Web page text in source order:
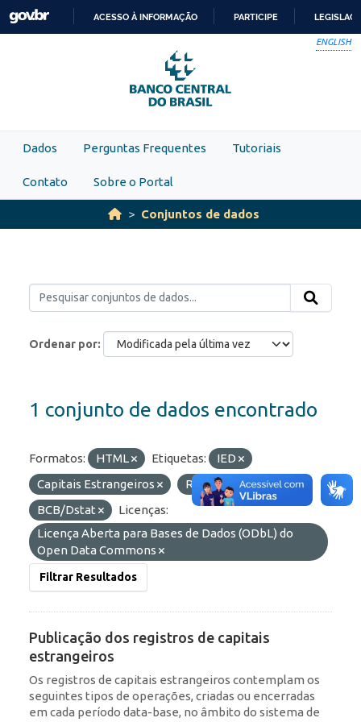
Skip to main content
PARA
O
CONTEÚDO
ACESSO À INFORMAÇÃO PARTICIPE
ENGLISH
Dados Perguntas Frequentes Tutoriais
Contato Sobre o Portal
Conjuntos de dados
Ordenar por
1 conjunto de dados encontrado
Formatos: HTML Etiquetas:
IED
Capitais Estrangeiros
RDE
Organizações:
BCB/Dstat
Licenças:
Licença Aberta para Bases de Dados (ODbL) do
Open Data Commons
Filtrar Resultados
Publicação dos registros de capitais
estrangeiros
Os registros de capitais estrangeiros contemplam os
seguintes tipos de operações, criadas ou encerradas
em cada período data-base, no âmbito do sistema de